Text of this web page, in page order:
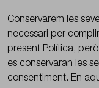
Conservarem les
necessari per
present Política,
es conservaran les
consentiment. En